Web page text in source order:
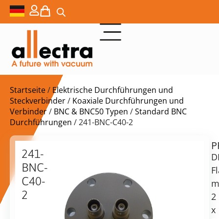
Startseite/ Elektrische Durchführungen und
Steckverbinder/ Koaxiale Durchführungen und
Verbinder/ BNC & BNC50 Typen /Standard BNC
Durchführungen / 241-BNC-C40-2
241-
BNC-
C40-
2
$
Lieferzeit:
2
x